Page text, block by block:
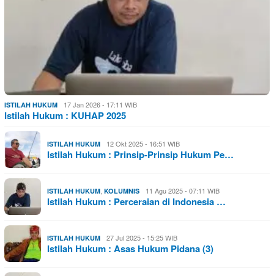
ISTILAH HUKUM 17 Jan 2026 - 17:11 WIB
Istilah Hukum : KUHAP 2025
ISTILAH HUKUM 12 Okt 2025 - 16:51 WIB
Istilah Hukum : Prinsip-Prinsip Hukum Pe…
ISTILAH HUKUM KOLUMNIS 11 Agu 2025 - 07:11 WIB
Istilah Hukum : Perceraian di Indonesia …
ISTILAH HUKUM 27 Jul 2025 - 15:25 WIB
Istilah Hukum : Asas Hukum Pidana (3)